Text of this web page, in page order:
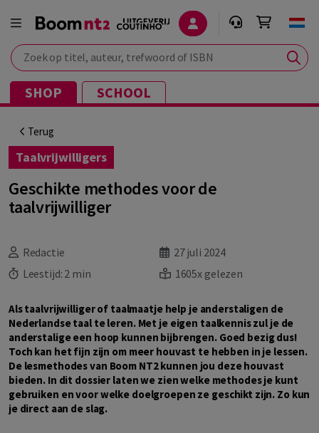
Zoek op titel, auteur, trefwoord of ISBN
SHOP SCHOOL
Terug
Taalvrijwilligers
Geschikte methodes voor de
taalvrijwilliger
Redactie
27 juli 2024
Leestijd: 2 min 1605x gelezen
Als taalvrijwilliger of taalmaatje help je anderstaligen de
Nederlandse taal te leren. Met je eigen taalkennis zul je de
anderstalige een hoop kunnen bijbrengen. Goed bezig dus!
Toch kan het fijn zijn om meer houvast te hebben in je lessen.
De lesmethodes van Boom NT2 kunnen jou deze houvast
bieden. In dit dossier laten we zien welke methodes je kunt
gebruiken en voor welke doelgroepen ze geschikt zijn. Zo kun
je direct aan de slag.